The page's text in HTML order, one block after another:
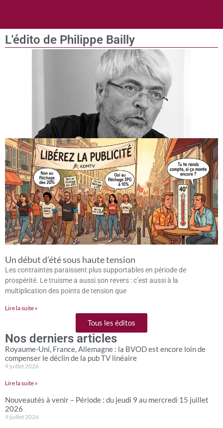
L'édito de Philippe Bailly
Un début d’été sous haute tension
Les contraintes paraissent plus supportables en période de
prospérité. Le truisme a aussi son revers : c’est aussi à la
multiplication des points de tension que
Lire la suite »
Tous les éditos
Nos derniers articles
Royaume-Uni, France, Allemagne : la BVOD est encore loin de
compenser le déclin de la pub TV linéaire
9 juillet 2026
Lire la suite »
Nouveautés à venir – Période : du jeudi 9 au mercredi 15 juillet
2026
9 juillet 2026